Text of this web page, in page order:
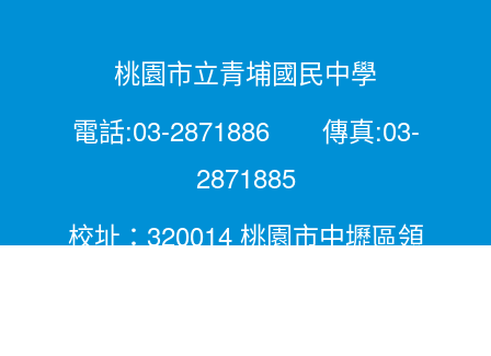
桃園市立青埔國民中學
電話:03-2871886 傳真:03-
2871885
校址：320014 桃園市中壢區領